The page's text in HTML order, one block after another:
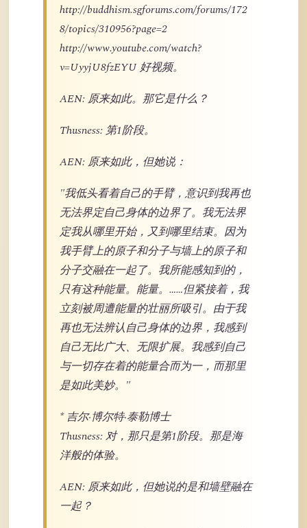
http://buddhism.sgforums.com/forums/172
8/topics/310956?page=2
http://www.youtube.com/watch?
v=UyyjU8fzEYU 好视频。
AEN: 原来如此。那它是什么？
Thusness: 第1阶段。
AEN: 原来如此，但她说：
"我低头看着自己的手臂，意识到我再也
无法界定自己身体的边界了。我无法界
定我从哪里开始，又到哪里结束。因为
我手臂上的原子和分子与墙上的原子和
分子交融在一起了。我所能感知到的，
只有这种能量。能量。……但紧接着，我
立刻被周遭能量的壮丽所吸引。由于我
再也无法辨认自己身体的边界，我感到
自己无比广大、无限扩展。我感到自己
与一切存在着的能量合而为一，而那里
是如此美妙。"
* 吉尔·博尔特·泰勒博士
Thusness: 对，那只是第1阶段。那是海
洋般的体验。
AEN: 原来如此，但她说的是和墙壁融在
一起？